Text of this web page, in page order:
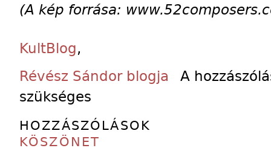
(A kép forrása:
KultBlog,
Révész Sándor blogja
A
szükséges
HOZZÁSZÓLÁSOK
KÖSZÖNET